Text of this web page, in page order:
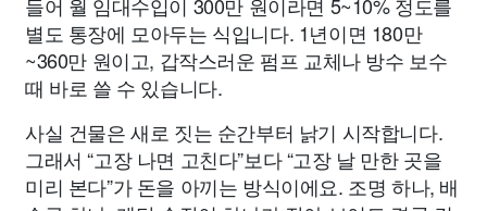
별도 통장에 모아두는 식입니다. 1년이면 180만
~360만 원이고, 갑작스러운 펌프 교체나 방수 보수
때 바로 쓸 수 있습니다.
사실 건물은 새로 짓는 순간부터 낡기 시작합니다.
그래서 “고장 나면 고친다”보다 “고장 날 만한 곳을
미리 본다”가 돈을 아끼는 방식이에요. 조명 하나, 배